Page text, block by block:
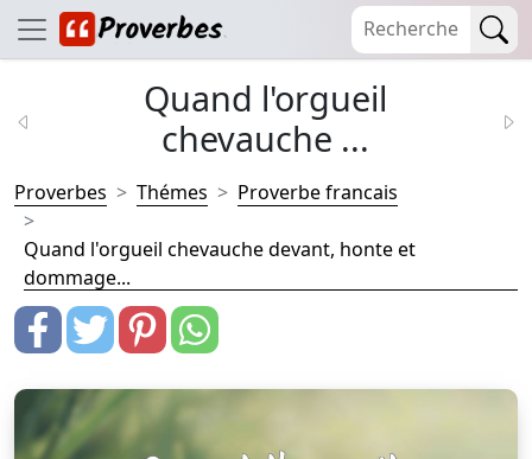
Quand l'orgueil
chevauche ...
Proverbes Thémes Proverbe francais
Quand l'orgueil chevauche devant, honte et
dommage...